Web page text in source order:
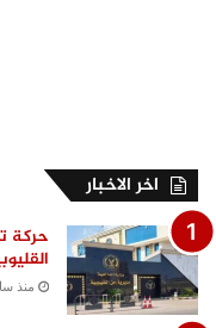
اخر الاخبار
حركة
منذ